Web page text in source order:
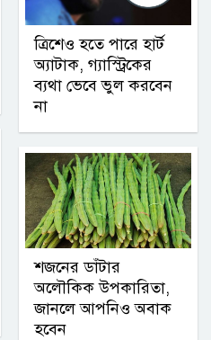
ত্রিশেও হতে পারে হার্ট
অ্যাটাক, গ্যাস্ট্রিকের
ব্যথা ভেবে ভুল করবেন
না
শজনের ডাঁটার
অলৌকিক উপকারিতা,
জানলে আপনিও অবাক
হবেন